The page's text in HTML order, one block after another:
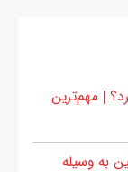
| مهم‌ترین
به وسیله